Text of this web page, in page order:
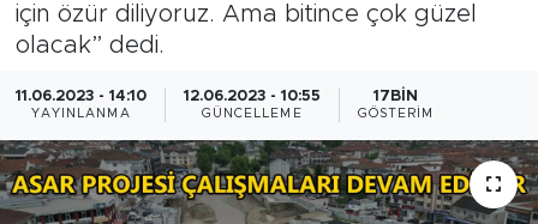
için özür diliyoruz. Ama bitince çok güzel
olacak” dedi.
11.06.2023 - 14:10
YAYINLANMA
12.06.2023 - 10:55
GÜNCELLEME
17BIN
GÖSTERIM